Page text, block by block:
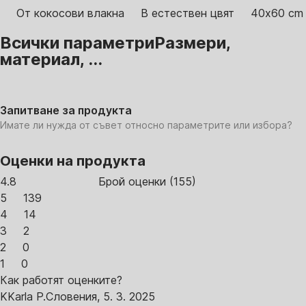
От кокосови влакна
В естествен цвят 40x60 cm
Всички параметриРазмери,
материал, ...
Запитване за продукта
Имате ли нужда от съвет относно параметрите или избора?
Оценки на продукта
4.8 Брой оценки (155)
5
139
4
14
3
2
2
0
1
0
Как работят оценките?
KKarla P.Словения, 5. 3. 2025